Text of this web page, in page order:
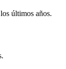
últimos años.